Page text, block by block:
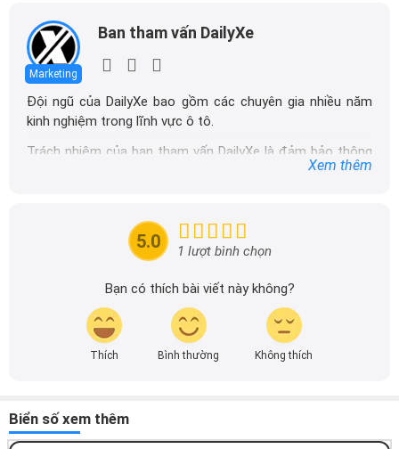
Marketing
Ban tham vấn DailyXe
Đội ngũ của DailyXe bao gồm các chuyên gia nhiều năm
kinh nghiệm trong lĩnh vực ô tô.
Trách nhiệm của ban tham vấn DailyXe là đảm bảo thông
tin chính xác được đăng tải trên dailyxe.com.vn, thường
tin nhanh chóng và dễ dàng hơn.
Xem thêm
5.0 1 lượt bình chọn
Bạn có thích bài viết này không?
Thích Bình thường Không thích
Biển số xem thêm